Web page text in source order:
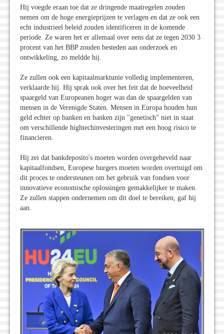
Hij voegde eraan toe dat ze dringende maatregelen zouden
nemen om de hoge energieprijzen te verlagen en dat ze ook een
echt industrieel beleid zouden identificeren in de komende
periode. Ze waren het er allemaal over eens dat ze tegen 2030 3
procent van het BBP zouden besteden aan onderzoek en
ontwikkeling, zo meldde hij.
Ze zullen ook een kapitaalmarktunie volledig implementeren,
verklaarde hij. Hij sprak ook over het feit dat de hoeveelheid
spaargeld van Europeanen hoger was dan de spaargelden van
mensen in de Verenigde Staten. Mensen in Europa houden hun
geld echter op banken en banken zijn "genetisch" niet in staat
om verschillende hightechinvesteringen met een hoog risico te
financieren.
Hij zei dat bankdeposito's moeten worden overgeheveld naar
kapitaalfondsen, Europese burgers moeten worden overtuigd om
dit proces te ondersteunen om het gebruik van fondsen voor
innovatieve economische oplossingen gemakkelijker te maken.
Ze zullen stappen ondernemen om dit doel te bereiken, gaf hij
aan.